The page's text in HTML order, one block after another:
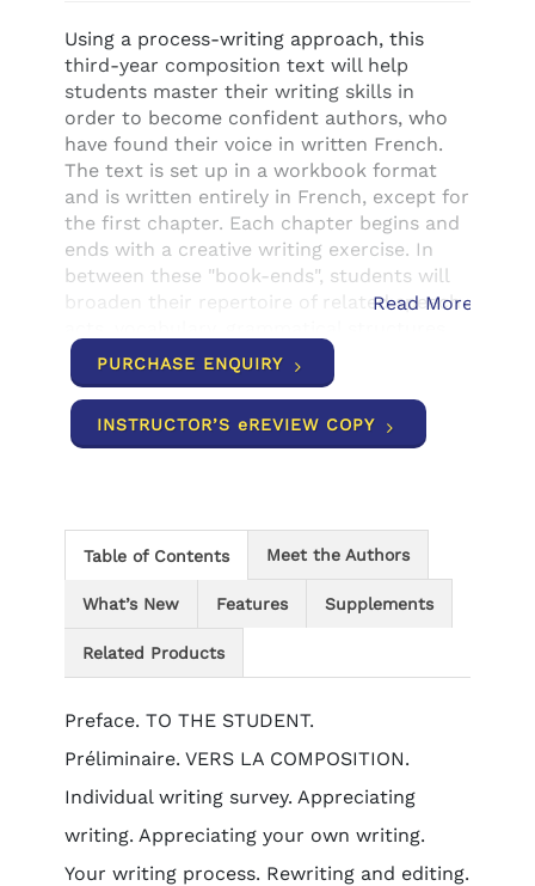
Using a process-writing approach, this
third-year composition text will help
students master their writing skills in
order to become confident authors, who
have found their voice in written French.
The text is set up in a workbook format
and is written entirely in French, except for
the first chapter. Each chapter begins and
ends with a creative writing exercise. In
between these "book-ends", students will
broaden their repertoire of related speech
and stylistic elements as illustrated by
their usage a literary piece, journalistic
selection, or informal writing, drawn from
the rich repertoire of Francophone
Read More
PURCHASE ENQUIRY
INSTRUCTOR’S eREVIEW COPY
Table of Contents Meet the Authors
What’s New Features Supplements
Related Products
Preface. TO THE STUDENT.
Préliminaire. VERS LA COMPOSITION.
Individual writing survey. Appreciating
writing. Appreciating your own writing.
Your writing process. Rewriting and editing.